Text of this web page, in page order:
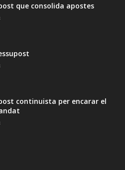
que consolida apostes
continuista per encarar el